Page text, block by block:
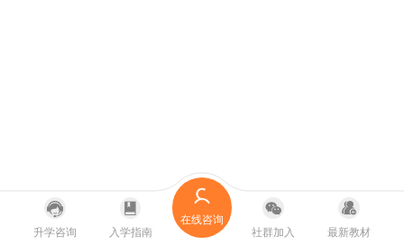
升学咨询 入学指南
在线咨询
社群加入
最新教材